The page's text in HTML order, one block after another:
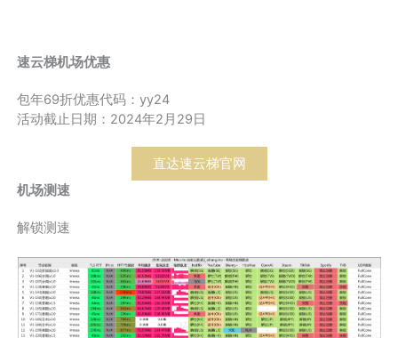
速云梯机场优惠
包年69折优惠代码：yy24
活动截止日期：2024年2月29日
直达速云梯官网
机场测速
解锁测速